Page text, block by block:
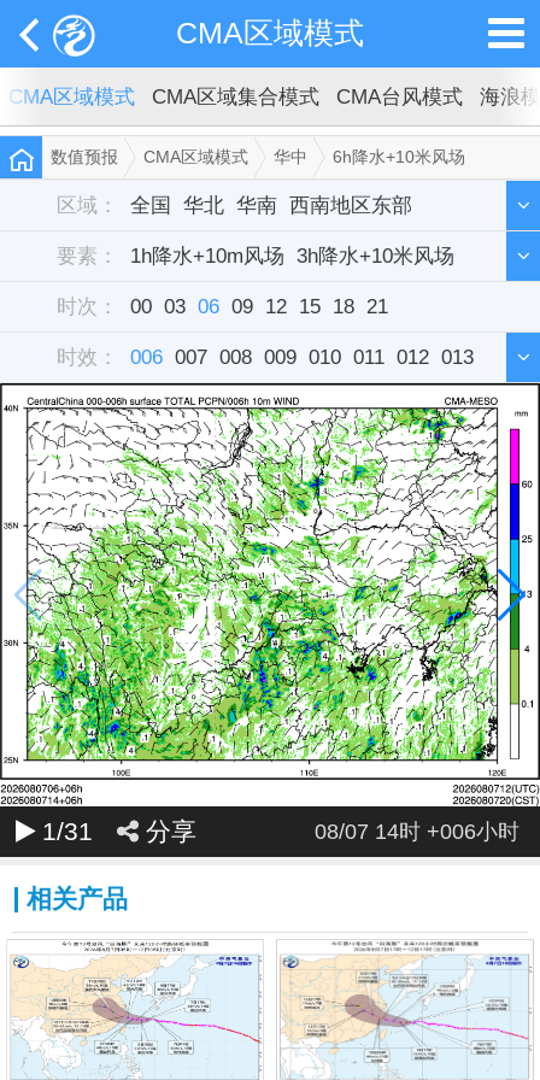
CMA区域模式
CMA区域模式 CMA区域集合模式 CMA台风模式 海浪
数值预报 CMA区域模式 华中 6h降水+10米风场
区域： 全国 华北 华南 西南地区东部
西北地区东部 东北 华中 西藏 新疆
华东 单站
要素： 1h降水+10m风场 3h降水+10米风场
6h降水+10米风场 12h降水+10米风场
雷达组合反射率
时次： 00 03 06 09 12 15 18 21
时效： 006 007 008 009 010 011 012 013
014 015 016 017 018 019 020 021
022 023 024 025 026 027 028 029
030 031 032 033 034 035 036
1/31 分享 08/07 14时 +006小时
相关产品